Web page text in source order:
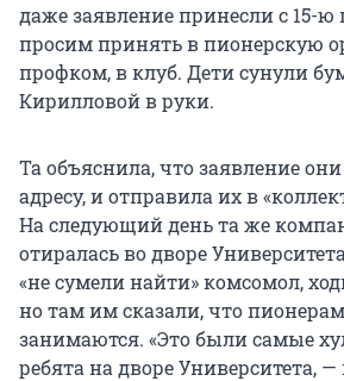
даже заявление принесли с 15-
просим принять в пионерскую
профком, в клуб. Дети сунули
Кирилловой в руки.
Та объяснила, что заявление
адресу, и отправила их в
На следующий день та же
отиралась во дворе
«не сумели найти» комсомол,
но там им сказали, что
занимаются. «Это были самые
ребята на дворе Университета,